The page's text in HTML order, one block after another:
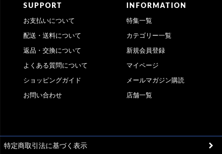
SUPPORT
お支払いについて
配送・送料について
返品・交換について
よくある質問について
ショッピングガイド
お問い合わせ
INFORMATION
特集一覧
カテゴリー一覧
新規会員登録
マイページ
メールマガジン購読
店舗一覧
特定商取引法に基づく表示